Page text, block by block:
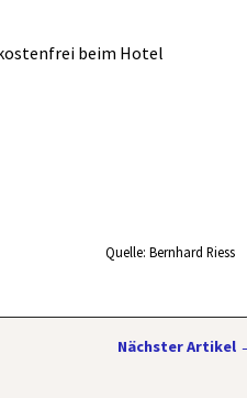
beim Hotel
Quelle: Bernhard Riess
Nächster Artikel